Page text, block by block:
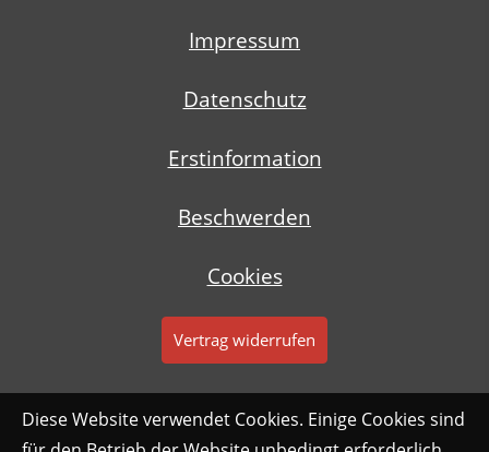
Impressum
Datenschutz
Erstinformation
Beschwerden
Cookies
Vertrag widerrufen
Diese Website verwendet Cookies. Einige Cookies sind